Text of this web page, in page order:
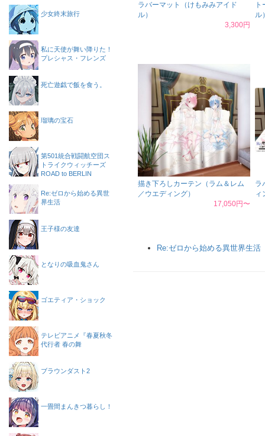
ラバーマット（けもみみアイド
ル）
3,300円
ル
描き下ろしカーテン（ラム＆レム
／ウエディング）
17,050円〜
ラ
ィ
Re:ゼロから始める異世界生活
少女終末旅行
私に天使が舞い降りた！
プレシャス・フレンズ
死亡遊戯で飯を食う。
瑠璃の宝石
第501統合戦闘航空団ス
トライクウィッチーズ
ROAD to BERLIN
Re:ゼロから始める異世
界生活
王子様の友達
となりの吸血鬼さん
ゴエティア・ショック
テレビアニメ『春夏秋冬
代行者 春の舞
ブラウンダスト2
一畳間まんきつ暮らし！